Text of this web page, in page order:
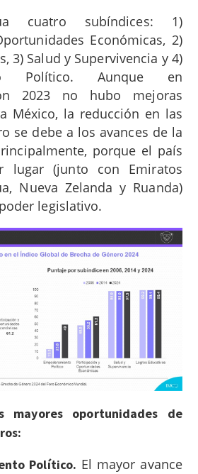
cuatro subíndices: 1)
Económicas, 2)
3) Salud y Supervivencia y 4)
Político. Aunque en
2023 no hubo mejoras
México, la reducción en las
se debe a los avances de la
porque el país
lugar (junto con Emiratos
Nueva Zelanda y Ruanda)
legislativo.
mayores oportunidades de
Político. El mayor avance